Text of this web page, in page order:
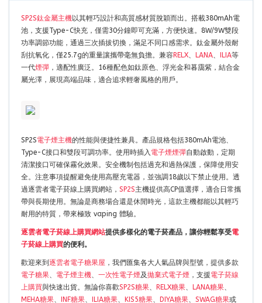
SP2S鈦金屬主機以其輕巧設計和高質感材質脫穎而出。搭載380mAh電
池，支援Type-C快充，僅需30分鐘即可充滿，方便快速。8W/9W雙段
功率調節功能，通過三次插拔切換，滿足不同口感需求。鈦金屬外殼耐
刮抗氧化，僅25.7g的重量讓攜帶毫無負擔。兼容RELX LANA ILIA等
一代煙彈 ，適配性廣泛。16種配色如鈦原色、浮光金和暮靄紫，結合金
屬光澤，展現高端品味，適合追求輕奢風格的用戶。
SP2S電子煙主機的性能與便捷性兼具。產品規格包括380mAh電池、
Type-C接口和雙段可調功率。使用時插入 電子煙煙彈自動啟動，定期
清潔接口可確保霧化效果。安全機制包括過充和過熱保護，保障使用安
全。注意事項提醒避免使用高壓充電器，並強調18歲以下禁止使用。透
過逐雲者電子菸線上購買網站， SP2S主機提供高CP值選擇，適合日常攜
帶與長期使用。無論是商務場合還是休閒時光，這款主機都能以其輕巧
耐用的特質，帶來極致 vaping 體驗。
逐雲者電子菸線上購買網站提供多樣化的電子菸產品，讓你輕鬆享受電
子菸線上購買的便利。
歡迎來到逐雲者電子糖果屋 ，我們匯集各大人氣品牌與型號，提供多款
電子糖果
電子煙主機 一次性電子煙及拋棄式電子煙 ，支援電子菸線
上購買與快速出貨。無論你喜歡SP2S糖果 RELX糖果 LANA糖果
MEHA糖果
INF糖果 ILIA糖果 KIS5糖果 DIYA糖果 SWAG糖果或